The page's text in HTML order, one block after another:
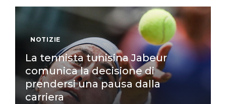
NOTIZIE
La tennista tunisina Jabeur
comunica la decisione di
prendersi una pausa dalla
carriera